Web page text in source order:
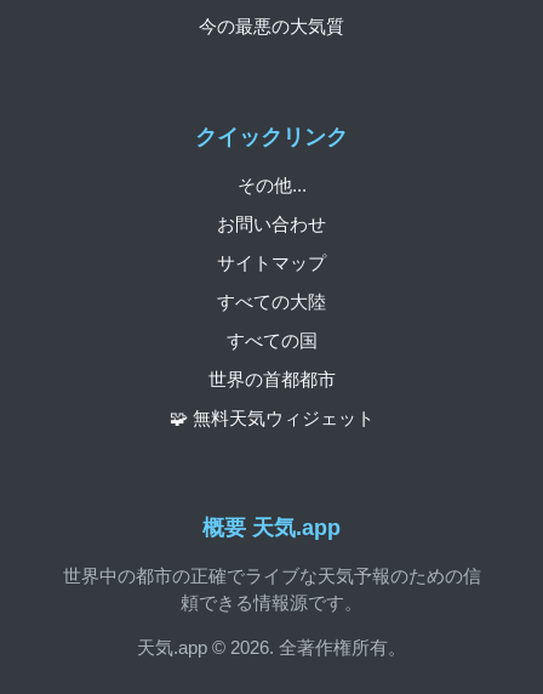
概要 天気.app
世界中の都市の正確でライブな天気予報のための信
頼できる情報源です。
天気.app © 2026. 全著作権所有。
クイックリンク
その他...
お問い合わせ
サイトマップ
すべての大陸
すべての国
世界の首都都市
🧩 無料天気ウィジェット
今の最悪の大気質